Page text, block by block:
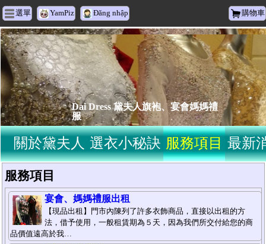
選單 YamPiz Đăng nhập 購物車
Dai Dress 黛夫人旗袍、宴會媽媽禮
服
關於黛夫人 選衣小秘訣 服務項目 最新
服務項目
宴會、媽媽禮服出租
【現品出租】門市內陳列了許多衣飾商品，直接以出租的方
法，借予使用，一般租賃期為５天，因為我們所交付給您的商
品價值遠高於我…